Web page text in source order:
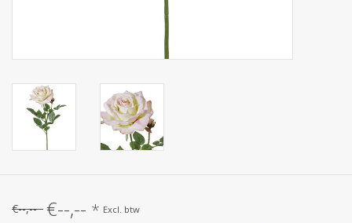
€--,-- €--,-- * Excl. btw